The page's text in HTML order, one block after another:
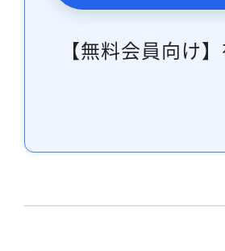
【無料会員向け